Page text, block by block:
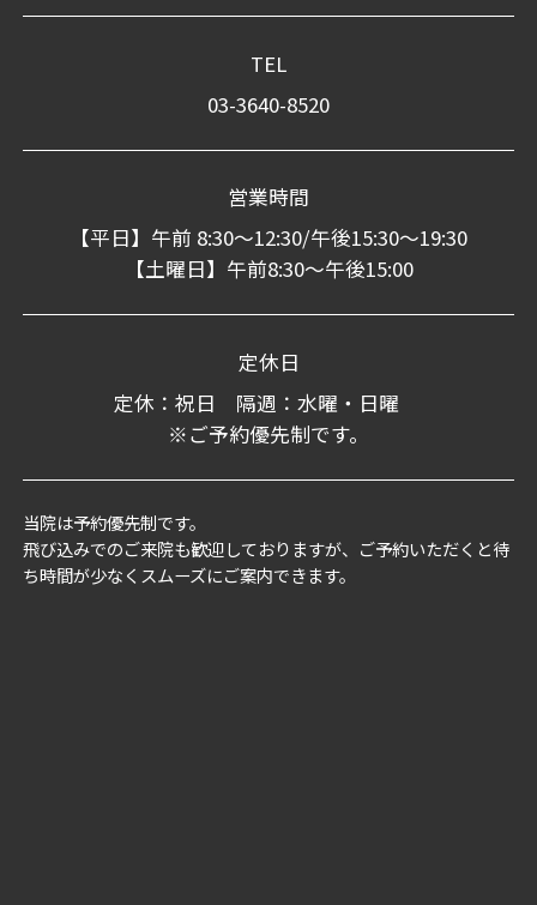
TEL
03-3640-8520
営業時間
【平日】午前 8:30～12:30/午後15:30～19:30
【土曜日】午前8:30～午後15:00
定休日
定休：祝日 隔週：水曜・日曜
※ご予約優先制です。
当院は予約優先制です。
飛び込みでのご来院も歓迎しておりますが、ご予約いただくと待
ち時間が少なくスムーズにご案内できます。